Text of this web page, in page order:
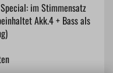
im Stimmensatz
Akk.4 + Bass als